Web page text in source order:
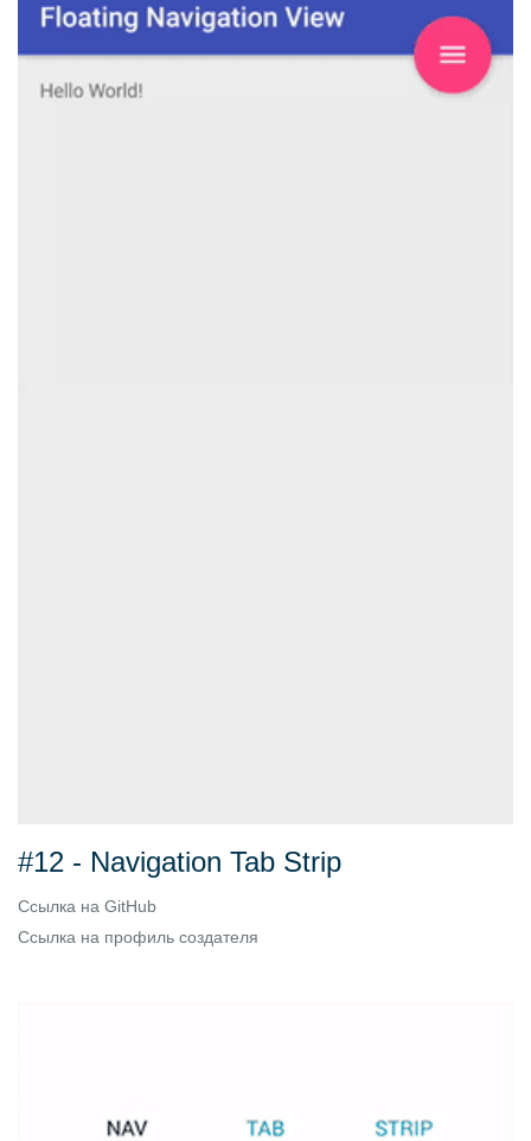
#12 - Navigation Tab Strip
Ссылка на GitHub
Ссылка на профиль создателя